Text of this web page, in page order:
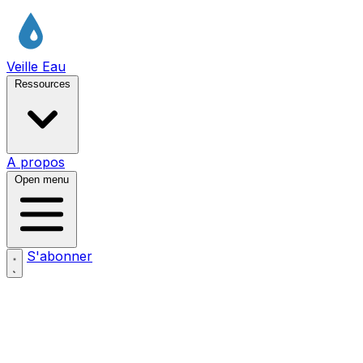
Veille Eau
Ressources
A propos
Open menu
S'abonner